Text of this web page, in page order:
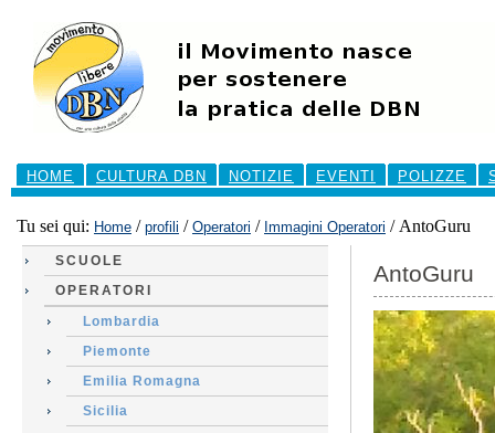
contenuti.
navigazione
Sezioni
HOME
CULTURA DBN NOTIZIE EVENTI POLIZZE
Tu sei qui: Home / profili / Operatori / Immagini Operatori / AntoGuru
SCUOLE
OPERATORI
Lombardia
Piemonte
Emilia Romagna
Sicilia
AntoGuru